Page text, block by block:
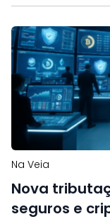
Na Veia
Nova
seguros e